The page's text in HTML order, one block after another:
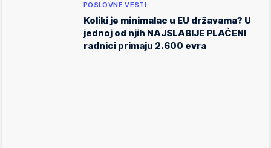
POSLOVNE VESTI
Koliki je minimalac u EU državama? U
jednoj od njih NAJSLABIJE PLAĆENI
radnici primaju 2.600 evra